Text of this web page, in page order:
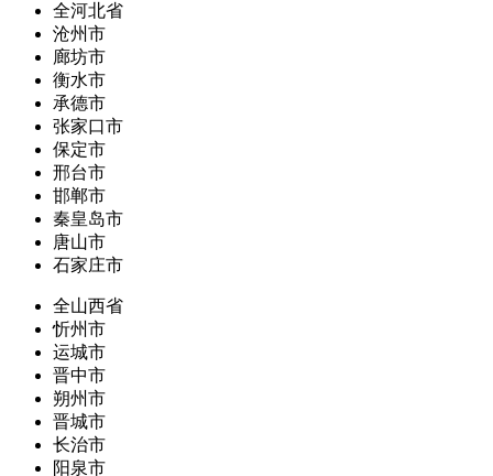
全河北省
沧州市
廊坊市
衡水市
承德市
张家口市
保定市
邢台市
邯郸市
秦皇岛市
唐山市
石家庄市
全山西省
忻州市
运城市
晋中市
朔州市
晋城市
长治市
阳泉市